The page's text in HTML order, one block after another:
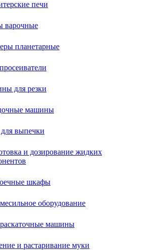
печи
варочные
планетарные
для резки
машины
выпечки
и дозирование жидких
шкафы
оборудование
машины
и растаривание муки